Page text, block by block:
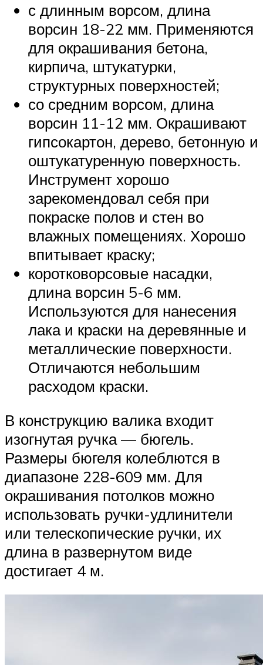
с длинным ворсом, длина
ворсин 18-22 мм. Применяются
для окрашивания бетона,
кирпича, штукатурки,
структурных поверхностей;
со средним ворсом, длина
ворсин 11-12 мм. Окрашивают
гипсокартон, дерево, бетонную и
оштукатуренную поверхность.
Инструмент хорошо
зарекомендовал себя при
покраске полов и стен во
влажных помещениях. Хорошо
впитывает краску;
коротковорсовые насадки,
длина ворсин 5-6 мм.
Используются для нанесения
лака и краски на деревянные и
металлические поверхности.
Отличаются небольшим
расходом краски.
В конструкцию валика входит
изогнутая ручка — бюгель.
Размеры бюгеля колеблются в
диапазоне 228-609 мм. Для
окрашивания потолков можно
использовать ручки-удлинители
или телескопические ручки, их
длина в развернутом виде
достигает 4 м.